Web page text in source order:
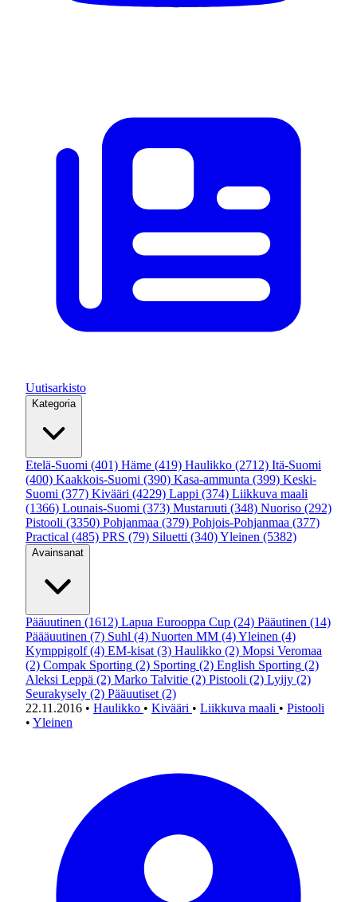
Uutisarkisto
Kategoria
Etelä-Suomi (401) Häme (419) Haulikko (2712) Itä-Suomi
(400) Kaakkois-Suomi (390) Kasa-ammunta (399) Keski-
Suomi (377) Kivääri (4229) Lappi (374) Liikkuva maali
(1366) Lounais-Suomi (373) Mustaruuti (348) Nuoriso (292)
Pistooli (3350) Pohjanmaa (379) Pohjois-Pohjanmaa (377)
Practical (485) PRS (79) Siluetti (340)Yleinen (5382)
Avainsanat
Pääuutinen (1612) Lapua Eurooppa Cup (24) Pääutinen (14)
Päääuutinen (7) Suhl (4) Nuorten MM (4)Yleinen (4)
Kymppigolf (4) EM-kisat (3) Haulikko (2) Mopsi Veromaa
(2) Compak Sporting (2) Sporting (2) English Sporting (2)
Aleksi Leppä (2) Marko Talvitie (2) Pistooli (2) Lyijy (2)
Seurakysely (2) Pääuutiset (2)
22.11.2016 • Haulikko • Kivääri • Liikkuva maali • Pistooli
• Yleinen